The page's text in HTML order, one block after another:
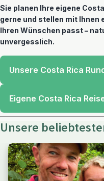
Sie planen Ihre eigene
gerne und stellen mit Ihnen
Ihren Wünschen passt –
unvergesslich.
Unsere Costa Rica
Eigene Costa Rica
Unsere